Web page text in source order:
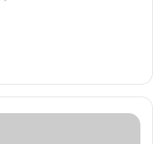
مصر